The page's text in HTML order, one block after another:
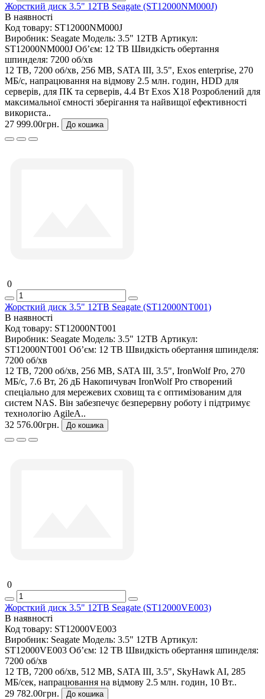
Жорсткий диск 3.5" 12TB Seagate (ST12000NM000J)
В наявності
Код товару: ST12000NM000J
Виробник: Seagate Модель: 3.5" 12TB Артикул:
ST12000NM000J Об’єм: 12 TB Швидкість обертання
шпинделя: 7200 об/хв
12 TB, 7200 об/хв, 256 MB, SATA III, 3.5", Exos enterprise, 270
МБ/с, напрацювання на відмову 2.5 млн. годин, HDD для
серверів, для ПК та серверів, 4.4 Вт Exos X18 Розроблений для
максимальної ємності зберігання та найвищої ефективності
використа..
27 999.00грн.
До кошика
0
Жорсткий диск 3.5" 12TB Seagate (ST12000NT001)
В наявності
Код товару: ST12000NT001
Виробник: Seagate Модель: 3.5" 12TB Артикул:
ST12000NT001 Об’єм: 12 TB Швидкість обертання шпинделя:
7200 об/хв
12 TB, 7200 об/хв, 256 MB, SATA III, 3.5", IronWolf Pro, 270
МБ/с, 7.6 Вт, 26 дБ Накопичувач IronWolf Pro створений
спеціально для мережевих сховищ та є оптимізованим для
систем NAS. Він забезпечує безперервну роботу і підтримує
технологію AgileA..
32 576.00грн.
До кошика
0
Жорсткий диск 3.5" 12TB Seagate (ST12000VE003)
В наявності
Код товару: ST12000VE003
Виробник: Seagate Модель: 3.5" 12TB Артикул:
ST12000VE003 Об’єм: 12 TB Швидкість обертання шпинделя:
7200 об/хв
12 TB, 7200 об/хв, 512 MB, SATA III, 3.5", SkyHawk AI, 285
МБ/сек, напрацювання на відмову 2.5 млн. годин, 10 Вт..
29 782.00грн.
До кошика